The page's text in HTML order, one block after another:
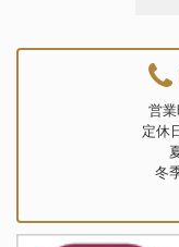
営
定休
冬